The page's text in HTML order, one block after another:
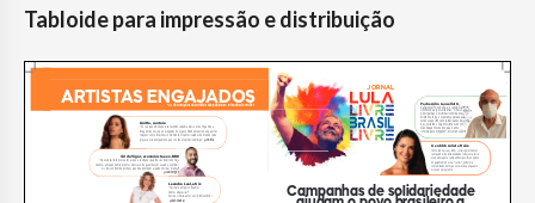
Tabloide para impressão e distribuição